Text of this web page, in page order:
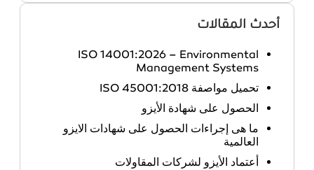
أحدث المقالات
ISO 14001:2026 – Environmental
Management Systems
تحميل مواصفة ISO 45001:2018
الحصول على شهادة الأيزو
ما هى إجراءات الحصول على شهادات الايزو
العالمية
أعتماد الأيزو لشركات المقاولات